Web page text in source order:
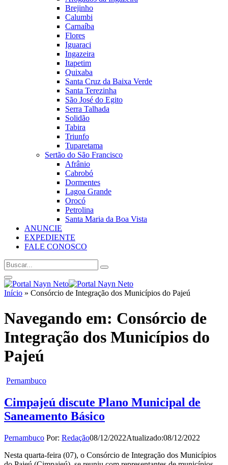
Brejinho
Calumbi
Carnaíba
Flores
Iguaraci
Ingazeira
Itapetim
Quixaba
Santa Cruz da Baixa Verde
Santa Terezinha
São José do Egito
Serra Talhada
Solidão
Tabira
Triunfo
Tuparetama
Sertão do São Francisco
Afrânio
Cabrobó
Dormentes
Lagoa Grande
Orocó
Petrolina
Santa Maria da Boa Vista
ANUNCIE
EXPEDIENTE
FALE CONOSCO
Início » Consórcio de Integração dos Municípios do Pajeú
Navegando em: Consórcio de
Integração dos Municípios do
Pajeú
Pernambuco
Cimpajeú discute Plano Municipal de
Saneamento Básico
Pernambuco Por: Redação08/12/2022Atualizado:08/12/2022
Nesta quarta-feira (07), o Consórcio de Integração dos Municípios